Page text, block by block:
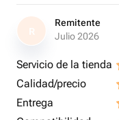
R
Remitente
Julio 2026
Servicio de la tienda
Calidad/precio
Entrega